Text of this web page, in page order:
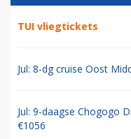
TUI vliegtickets
Jul: 8-dg cruise Oost
Jul: 9-daagse Chogogo
€1056